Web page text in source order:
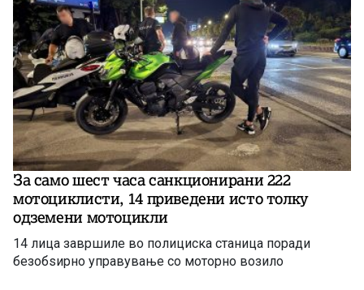
За само шест часа санкционирани 222
мотоциклисти, 14 приведени исто толку
одземени мотоцикли
14 лица завршиле во полициска станица поради
безобѕирно управување со моторно возило